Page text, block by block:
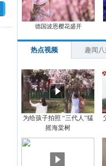
德国波恩樱花盛开
热点视频 趣闻
为给孩子拍照 “三代人”猛
摇海棠树